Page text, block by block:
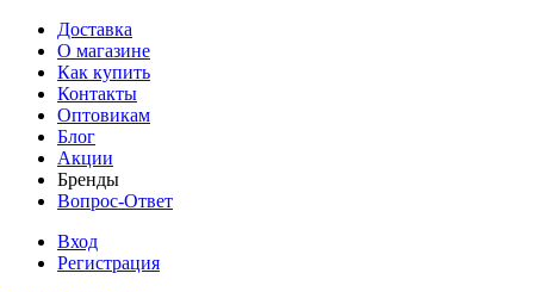
Доставка
О магазине
Как купить
Контакты
Оптовикам
Блог
Акции
Бренды
Вопрос-Ответ
Вход
Регистрация